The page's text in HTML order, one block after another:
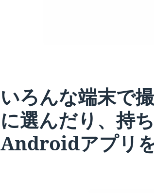
いろんな端末で
に選んだり、持
Androidアプリを